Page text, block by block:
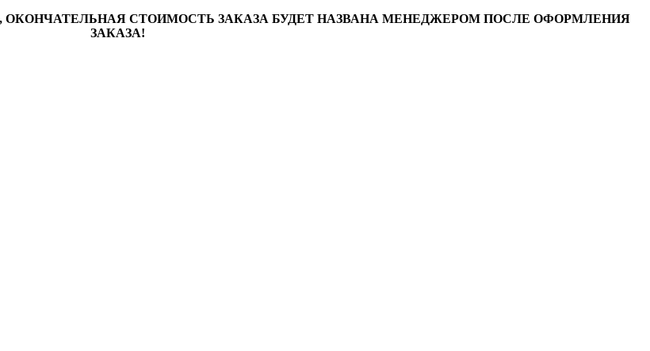
СТОИМОСТЬ ЗАКАЗА БУДЕТ НАЗВАНА МЕНЕДЖЕРОМ ПОСЛЕ ОФОРМЛЕНИЯ
ЗАКАЗА!